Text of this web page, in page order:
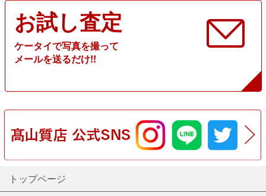
お試し査定
ケータイで写真を撮って
メールを送るだけ!!
トップページ